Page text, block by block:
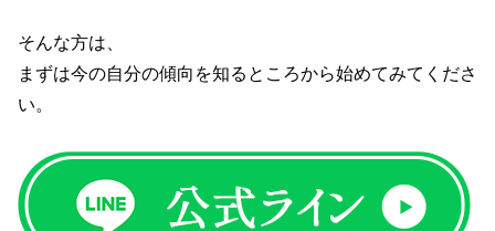
そんな方は、
まずは今の自分の傾向を知るところから始めてみてくださ
い。